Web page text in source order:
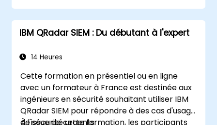
IBM QRadar SIEM : Du débutant à l'expert
14 Heures
Cette formation en présentiel ou en ligne
avec un formateur à France est destinée aux
ingénieurs en sécurité souhaitant utiliser IBM
QRadar SIEM pour répondre à des cas d'usage
de sécurité urgents.
À l'issue de cette formation, les participants